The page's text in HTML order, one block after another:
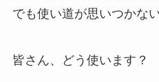
でも使い道が思いつかな
皆さん、どう使います？